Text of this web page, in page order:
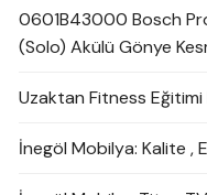
0601B43000 Bosch
(Solo) Akülü Gönye
Uzaktan Fitness Eğitimi
İnegöl Mobilya: Kalite ,